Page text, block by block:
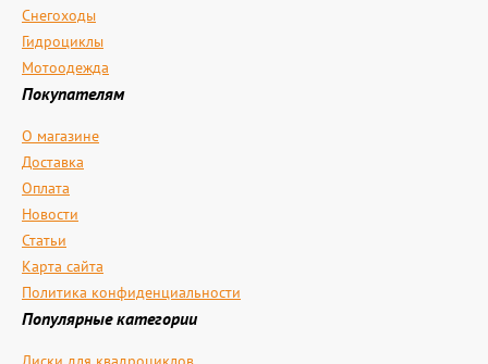
Снегоходы
Гидроциклы
Мотоодежда
Покупателям
О магазине
Доставка
Оплата
Новости
Статьи
Карта сайта
Политика конфиденциальности
Популярные категории